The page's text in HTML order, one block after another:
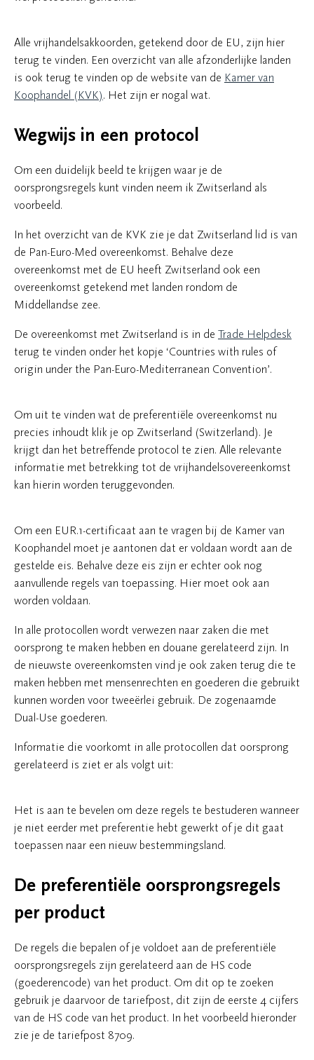
Alle vrijhandelsakkoorden, getekend door de EU, zijn hier
terug te vinden. Een overzicht van alle afzonderlijke landen
is ook terug te vinden op de website van de Kamer van
Koophandel (KVK). Het zijn er nogal wat.
Wegwijs in een protocol
Om een duidelijk beeld te krijgen waar je de
oorsprongsregels kunt vinden neem ik Zwitserland als
voorbeeld.
In het overzicht van de KVK zie je dat Zwitserland lid is van
de Pan-Euro-Med overeenkomst. Behalve deze
overeenkomst met de EU heeft Zwitserland ook een
overeenkomst getekend met landen rondom de
Middellandse zee.
De overeenkomst met Zwitserland is in de Trade Helpdesk
terug te vinden onder het kopje ‘Countries with rules of
origin under the Pan-Euro-Mediterranean Convention’.
Om uit te vinden wat de preferentiële overeenkomst nu
precies inhoudt klik je op Zwitserland (Switzerland). Je
krijgt dan het betreffende protocol te zien. Alle relevante
informatie met betrekking tot de vrijhandelsovereenkomst
kan hierin worden teruggevonden.
Om een EUR.1-certificaat aan te vragen bij de Kamer van
Koophandel moet je aantonen dat er voldaan wordt aan de
gestelde eis. Behalve deze eis zijn er echter ook nog
aanvullende regels van toepassing. Hier moet ook aan
worden voldaan.
In alle protocollen wordt verwezen naar zaken die met
oorsprong te maken hebben en douane gerelateerd zijn. In
de nieuwste overeenkomsten vind je ook zaken terug die te
maken hebben met mensenrechten en goederen die gebruikt
kunnen worden voor tweeërlei gebruik. De zogenaamde
Dual-Use goederen.
Informatie die voorkomt in alle protocollen dat oorsprong
gerelateerd is ziet er als volgt uit:
Het is aan te bevelen om deze regels te bestuderen wanneer
je niet eerder met preferentie hebt gewerkt of je dit gaat
toepassen naar een nieuw bestemmingsland.
De preferentiële oorsprongsregels
per product
De regels die bepalen of je voldoet aan de preferentiële
oorsprongsregels zijn gerelateerd aan de HS code
(goederencode) van het product. Om dit op te zoeken
gebruik je daarvoor de tariefpost, dit zijn de eerste 4 cijfers
van de HS code van het product. In het voorbeeld hieronder
zie je de tariefpost 8709.